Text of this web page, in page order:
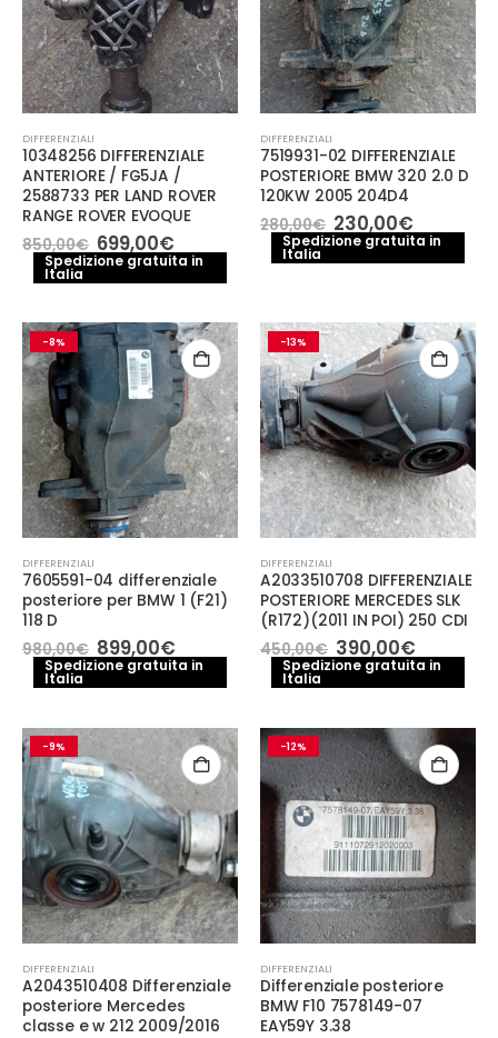
DIFFERENZIALI
10348256 DIFFERENZIALE
ANTERIORE / FG5JA /
2588733 PER LAND ROVER
RANGE ROVER EVOQUE
850,00€ Il
prezzo
originale
699,00€Il
prezzo
attuale
Spedizione gratuita in
Italia
DIFFERENZIALI
7519931-02 DIFFERENZIALE
POSTERIORE BMW 320 2.0 D
120KW 2005 204D4
280,00€ Il
prezzo
originale
230,00€Il
prezzo
attuale
Spedizione gratuita in
Italia
-8%
DIFFERENZIALI
7605591-04 differenziale
posteriore per BMW 1 (F21)
118 D
980,00€ Il
prezzo
originale
899,00€Il
prezzo
attuale
Spedizione gratuita in
Italia
-13%
DIFFERENZIALI
A2033510708 DIFFERENZIALE
POSTERIORE MERCEDES SLK
(R172)(2011 IN POI) 250 CDI
450,00€ Il
prezzo
originale
390,00€Il
prezzo
attuale
Spedizione gratuita in
Italia
-9%
DIFFERENZIALI
A2043510408 Differenziale
posteriore Mercedes
classe e w 212 2009/2016
-12%
DIFFERENZIALI
Differenziale posteriore
BMW F10 7578149-07
EAY59Y 3.38